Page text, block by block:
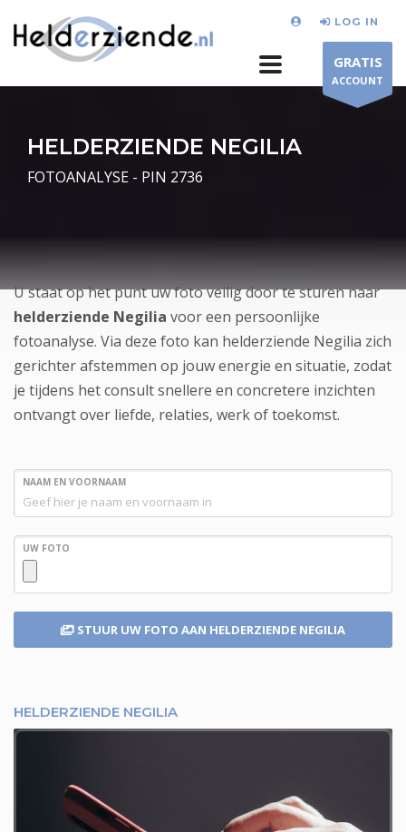
LOG IN
GRATIS
ACCOUNT
HELDERZIENDE NEGILIA
FOTOANALYSE - PIN 2736
U staat op het punt uw foto veilig door te sturen naar
helderziende Negilia voor een persoonlijke
fotoanalyse. Via deze foto kan helderziende Negilia zich
gerichter afstemmen op jouw energie en situatie, zodat
je tijdens het consult snellere en concretere inzichten
ontvangt over liefde, relaties, werk of toekomst.
NAAM EN VOORNAAM
UW FOTO
STUUR UW FOTO AAN HELDERZIENDE NEGILIA
HELDERZIENDE NEGILIA